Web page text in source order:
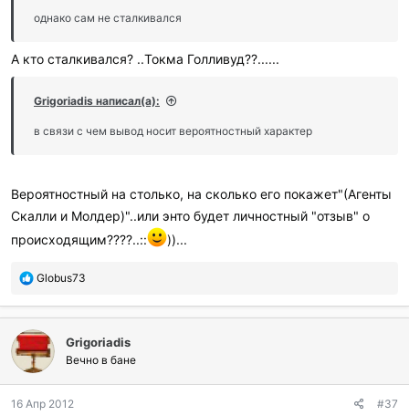
и
однако сам не сталкивался
А кто сталкивался? ..Токма Голливуд??......
Grigoriadis написал(а):
в связи с чем вывод носит вероятностный характер
Вероятностный на столько, на сколько его покажет"(Агенты
Скалли и Молдер)"..или энто будет личностный "отзыв" о
происходящим????..::
))...
П
б
а
г
о
а
Globus73
Grigoriadis
Вечно в бане
16 Апр 2012 #37